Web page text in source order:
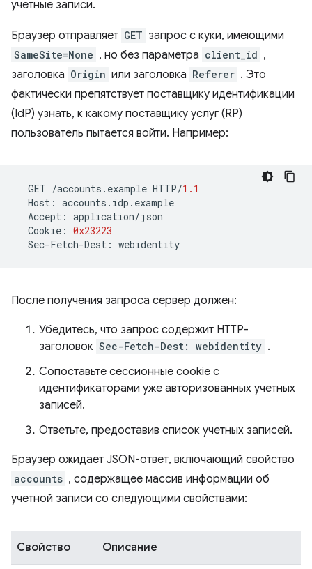
учетные записи.
Браузер отправляет GET запрос с куки, имеющими
SameSite=None , но без параметра client_id ,
заголовка Origin или заголовка Referer . Это
фактически препятствует поставщику идентификации
(IdP) узнать, к какому поставщику услуг (RP)
пользователь пытается войти. Например:
GET /accounts . example HTTP/1.1
Host : accounts . idp . example
Accept : application/json
Cookie : 0x23223
Sec-Fetch-Dest : webidentity
После получения запроса сервер должен:
Убедитесь, что запрос содержит HTTP-
заголовок Sec-Fetch-Dest: webidentity .
Сопоставьте сессионные cookie с
идентификаторами уже авторизованных учетных
записей.
Ответьте, предоставив список учетных записей.
Браузер ожидает JSON-ответ, включающий свойство
accounts , содержащее массив информации об
учетной записи со следующими свойствами:
Свойство Описание